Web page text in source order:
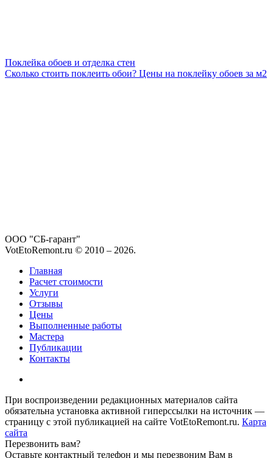
Поклейка обоев и отделка стен
Сколько стоить поклеить обои? Цены на поклейку обоев за м2
ООО "СБ-гарант"
VotEtoRemont.ru © 2010 – 2026.
Главная
Расчет стоимости
Услуги
Отзывы
Цены
Выполненные работы
Мастера
Публикации
Контакты
При воспроизведении редакционных материалов сайта
обязательна установка активной гиперссылки на источник —
страницу с этой публикацией на сайте VotEtoRemont.ru. Карта
сайта
Перезвонить вам?
Оставьте контактный телефон и мы перезвоним Вам в